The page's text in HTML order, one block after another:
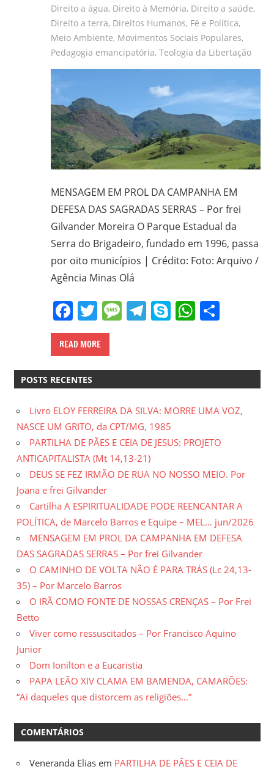
Educação
FAE/UFMG;
assessor
Movimentos
Campo
Urbanos,
gilvanderufmg@gmail.com
–
www.gilvander.org.br
–
www.freigilvander.blogspot.com.br
–
www.twitter.com/gilvanderluis
–
facebook:
Gilvander
Moreira
Direito a água, Direito à Memória, Direito a saúde,
Direito a terra, Direitos Humanos, Fé e Política,
Meio Ambiente, Movimentos Sociais Populares,
Pedagogia emancipatória, Teologia da Libertação
MENSAGEM EM PROL DA CAMPANHA EM
DEFESA DAS SAGRADAS SERRAS – Por frei
Gilvander Moreira O Parque Estadual da
Serra do Brigadeiro, fundado em 1996, passa
por oito municípios | Crédito: Foto: Arquivo /
Agência Minas Olá
Facebook
Twitter
Message
Telegram
SkypeShare
READ MORE
POSTS RECENTES
Livro ELOY FERREIRA DA SILVA: MORRE UMA VOZ,
NASCE UM GRITO, da CPT/MG, 1985
PARTILHA DE PÃES E CEIA DE JESUS: PROJETO
ANTICAPITALISTA (Mt 14,13-21)
DEUS SE FEZ IRMÃO DE RUA NO NOSSO MEIO. Por
Joana e frei Gilvander
Cartilha A ESPIRITUALIDADE PODE REENCANTAR A
POLÍTICA, de Marcelo Barros e Equipe – MEL… jun/2026
MENSAGEM EM PROL DA CAMPANHA EM DEFESA
DAS SAGRADAS SERRAS – Por frei Gilvander
O CAMINHO DE VOLTA NÃO É PARA TRÁS (Lc 24,13-
35) – Por Marcelo Barros
O IRÃ COMO FONTE DE NOSSAS CRENÇAS – Por Frei
Betto
Viver como ressuscitados – Por Francisco Aquino
Junior
Dom Ionilton e a Eucaristia
PAPA LEÃO XIV CLAMA EM BAMENDA, CAMARÕES:
“Ai daqueles que distorcem as religiões…”
COMENTÁRIOS
Veneranda Elias em PARTILHA DE PÃES E CEIA DE